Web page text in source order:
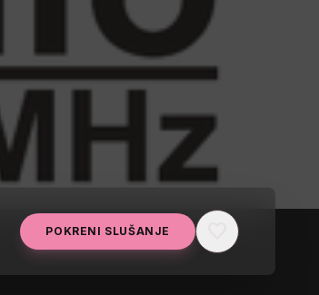
POKRENI SLUŠANJE